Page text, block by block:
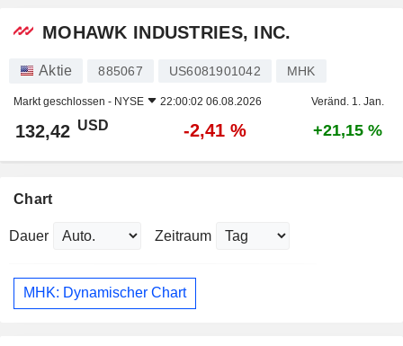
MOHAWK INDUSTRIES, INC.
Aktie 885067 US6081901042 MHK
Markt geschlossen - NYSE 22:00:02 06.08.2026 Veränd. 1. Jan.
132,42 USD -2,41 % +21,15 %
Chart
Dauer Zeitraum
MHK: Dynamischer Chart